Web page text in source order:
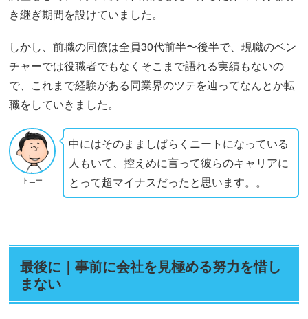
き継ぎ期間を設けていました。
しかし、前職の同僚は全員30代前半〜後半で、現職のベン
チャーでは役職者でもなくそこまで語れる実績もないの
で、これまで経験がある同業界のツテを辿ってなんとか転
職をしていきました。
トニー
中にはそのまましばらくニートになっている
人もいて、控えめに言って彼らのキャリアに
とって超マイナスだったと思います。。
最後に｜事前に会社を見極める努力を惜し
まない